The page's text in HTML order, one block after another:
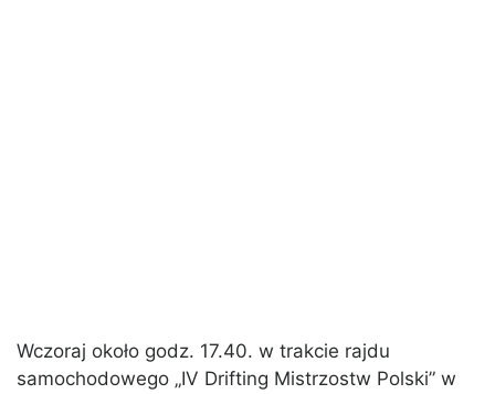
Wczoraj około godz. 17.40. w trakcie rajdu
samochodowego „IV Drifting Mistrzostw Polski” w